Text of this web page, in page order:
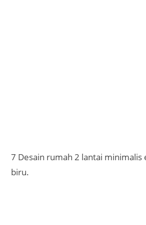
7 Desain rumah 2 lantai minimalis
biru.